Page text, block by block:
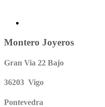
Montero Joyeros
Gran Via 22 Bajo
36203 Vigo
Pontevedra